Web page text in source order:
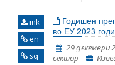
членки на
држави да ги
преземале да
ги
Основната
човековите
mk
en
sq
Годишен
во ЕУ 2023
29 декември
сектор